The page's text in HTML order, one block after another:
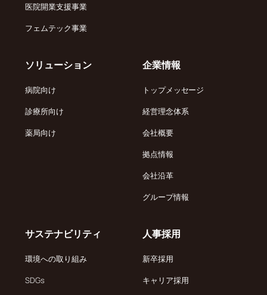
医院開業支援事業
フェムテック事業
ソリューション
病院向け
診療所向け
薬局向け
企業情報
トップメッセージ
経営理念体系
会社概要
拠点情報
会社沿革
グループ情報
サステナビリティ
環境への取り組み
SDGs
人事採用
新卒採用
キャリア採用